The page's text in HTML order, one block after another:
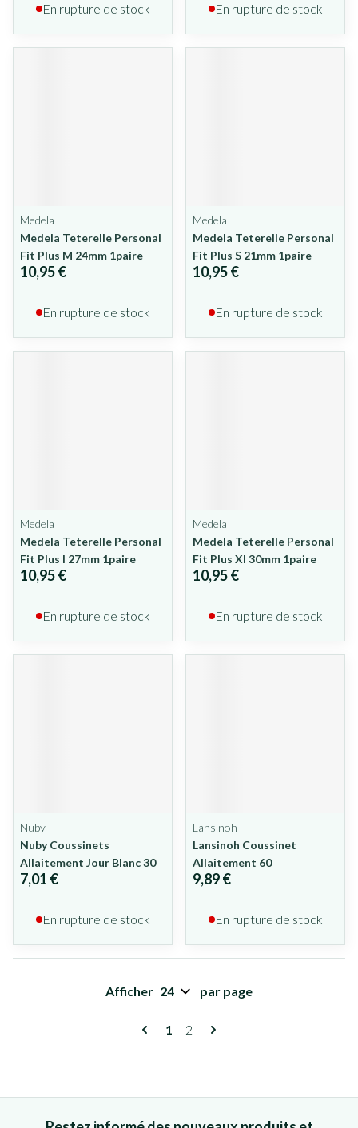
En rupture de stock En rupture de stock
Medela
Medela Teterelle Personal
Fit Plus M 24mm 1paire
10,95 €
En rupture de stock
Medela
Medela Teterelle Personal
Fit Plus S 21mm 1paire
10,95 €
En rupture de stock
Medela
Medela Teterelle Personal
Fit Plus l 27mm 1paire
10,95 €
En rupture de stock
Medela
Medela Teterelle Personal
Fit Plus Xl 30mm 1paire
10,95 €
En rupture de stock
Nuby
Nuby Coussinets
Allaitement Jour Blanc 30
7,01 €
En rupture de stock
Lansinoh
Lansinoh Coussinet
Allaitement 60
9,89 €
En rupture de stock
Pages
Vous lisez actuellement la page
1 Page
2
Afficher par page